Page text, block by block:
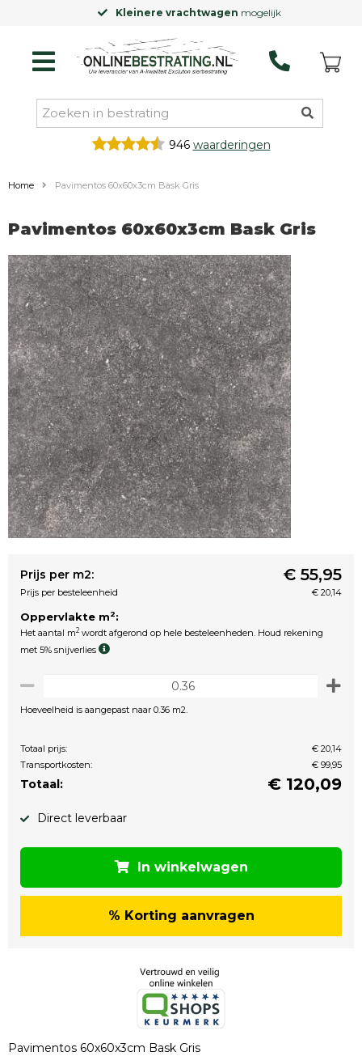
Kleinere vrachtwagenmogelijk
946 waarderingen
Home Pavimentos 60x60x3cm Bask Gris
Pavimentos 60x60x3cm Bask Gris
Prijs per m2: € 55,95
Prijs per besteleenheid € 20,14
Oppervlakte m2:
Het aantal m2 wordt afgerond op hele besteleenheden. Houd rekening
met 5% snijverlies
Hoeveelheid is aangepast naar 0.36 m2.
Totaal prijs:
€ 20,14
Transportkosten:
€ 99,95
Totaal: € 120,09
Direct leverbaar
In winkelwagen
% Korting aanvragen
Pavimentos 60x60x3cm Bask Gris